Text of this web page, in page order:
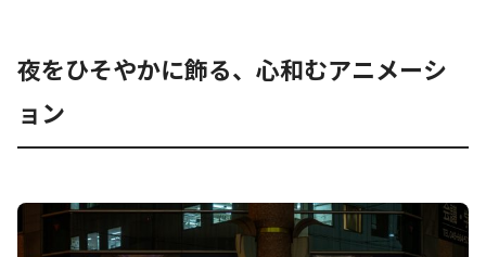
夜をひそやかに飾る、心和むアニメーシ
ョン